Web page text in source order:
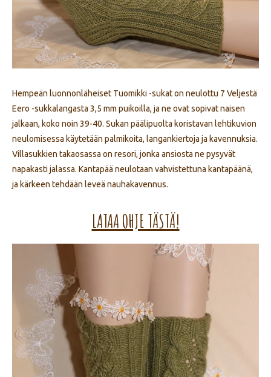
Hempeän luonnonläheiset Tuomikki -sukat on neulottu 7 Veljestä
Eero -sukkalangasta 3,5 mm puikoilla, ja ne ovat sopivat naisen
jalkaan, koko noin 39-40. Sukan päälipuolta koristavan lehtikuvion
neulomisessa käytetään palmikoita, langankiertoja ja kavennuksia.
Villasukkien takaosassa on resori, jonka ansiosta ne pysyvät
napakasti jalassa. Kantapää neulotaan vahvistettuna kantapäänä,
ja kärkeen tehdään leveä nauhakavennus.
LATAA OHJE TÄSTÄ!